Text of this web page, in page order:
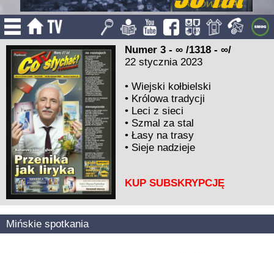
Numer 3 - ∞ /1318 - ∞/
22 stycznia 2023
•Wiejski kołbielski
• Królowa tradycji
• Leci z sieci
• Szmal za stal
•Łasy na trasy
• Sieje nadzieje
KUP SUBSKRYPCJĘ
Mińskie spotkania